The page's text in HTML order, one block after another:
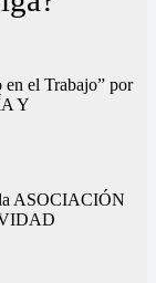
el Trabajo” por
Y
la ASOCIACIÓN